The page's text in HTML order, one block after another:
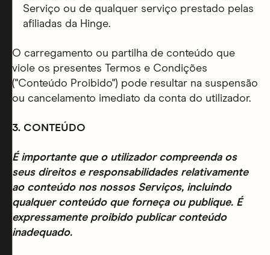
Serviço ou de qualquer serviço prestado pelas
afiliadas da Hinge.
O carregamento ou partilha de conteúdo que
viole os presentes Termos e Condições
("Conteúdo Proibido") pode resultar na suspensão
ou cancelamento imediato da conta do utilizador.
3. CONTEÚDO
É importante que o utilizador compreenda os
seus direitos e responsabilidades relativamente
ao conteúdo nos nossos Serviços, incluindo
qualquer conteúdo que forneça ou publique. É
expressamente proibido publicar conteúdo
inadequado.